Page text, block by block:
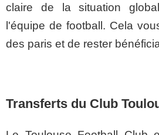
claire de la situation
l'équipe de football. Cela
des paris et de rester
Transferts du Club